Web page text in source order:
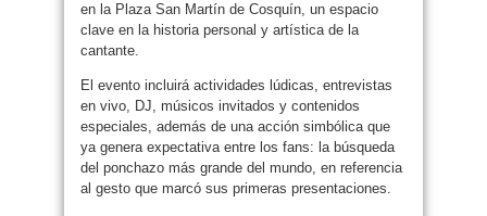
en la Plaza San Martín de Cosquín, un espacio
clave en la historia personal y artística de la
cantante.
El evento incluirá actividades lúdicas, entrevistas
en vivo, DJ, músicos invitados y contenidos
especiales, además de una acción simbólica que
ya genera expectativa entre los fans: la búsqueda
del ponchazo más grande del mundo, en referencia
al gesto que marcó sus primeras presentaciones.